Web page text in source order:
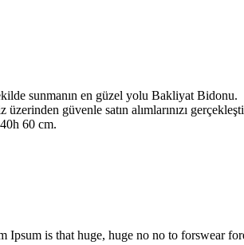
sunmanın en güzel yolu Bakliyat Bidonu.
güvenle satın alımlarınızı
60 cm.
is that huge, huge no no to forswear